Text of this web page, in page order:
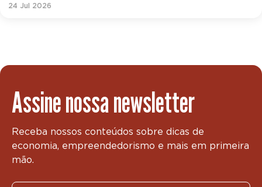
24 Jul 2026
Assine nossa newsletter
Receba nossos conteúdos sobre dicas de
economia, empreendedorismo e mais em primeira
mão.